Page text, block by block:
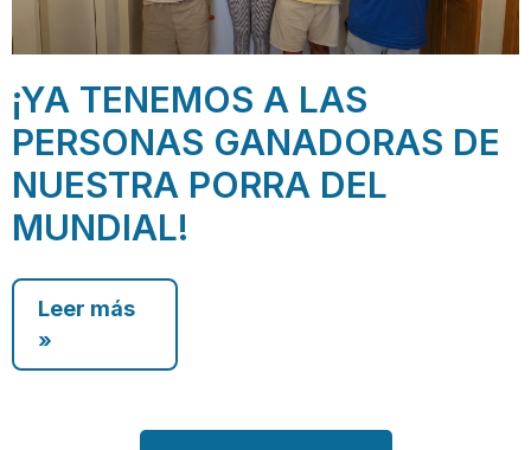
¡YA TENEMOS A LAS
PERSONAS GANADORAS DE
NUESTRA PORRA DEL
MUNDIAL!
Leer más
»